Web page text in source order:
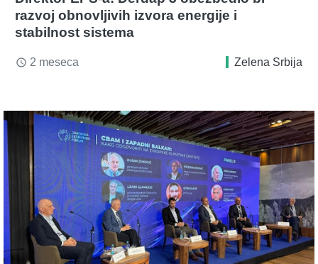
razvoj obnovljivih izvora energije i
stabilnost sistema
access_time 2 meseca Zelena Srbija